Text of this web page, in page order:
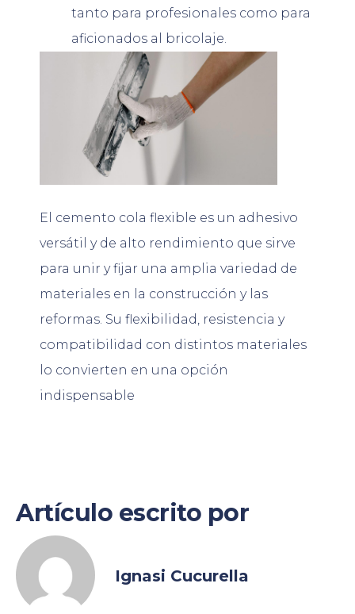
tanto para profesionales como para
aficionados al bricolaje.
El cemento cola flexible es un adhesivo
versátil y de alto rendimiento que sirve
para unir y fijar una amplia variedad de
materiales en la construcción y las
reformas. Su flexibilidad, resistencia y
compatibilidad con distintos materiales
lo convierten en una opción
indispensable
Artículo escrito por
Ignasi Cucurella